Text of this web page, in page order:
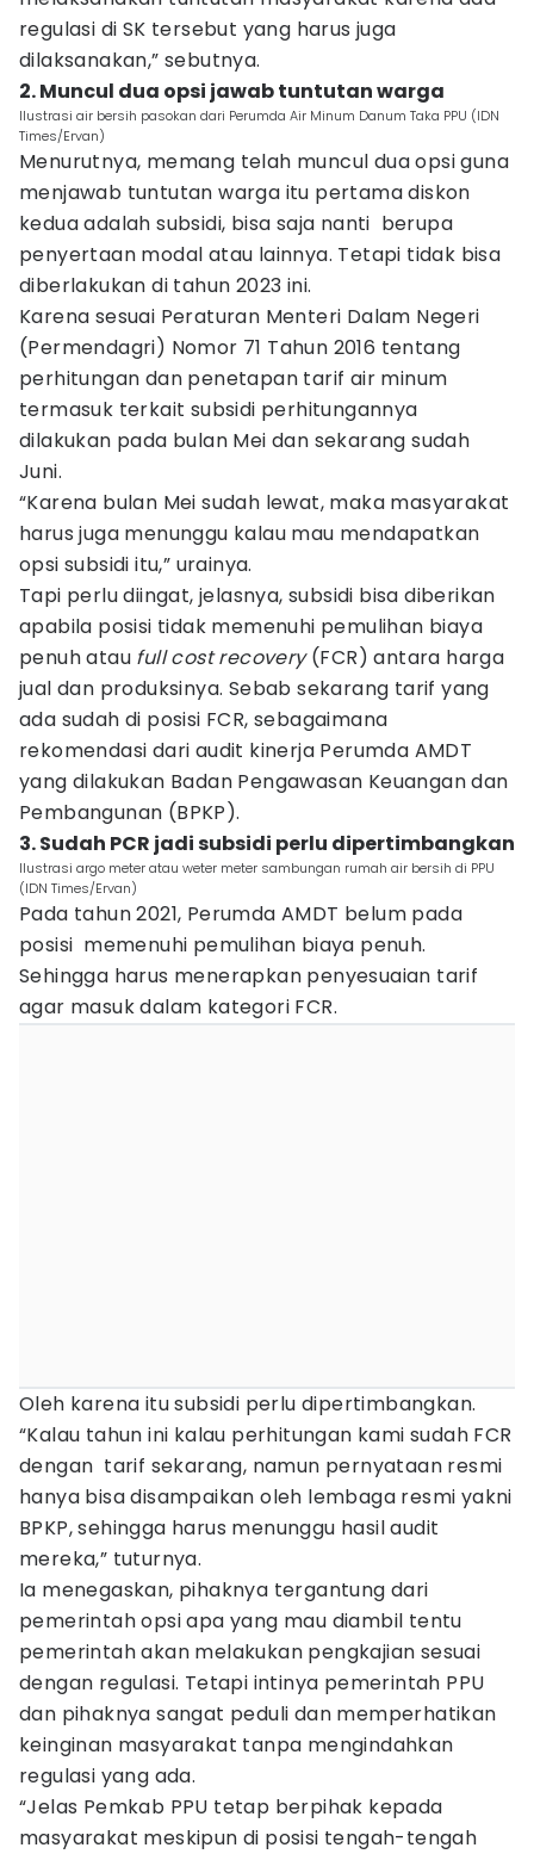
regulasi di SK tersebut yang harus juga
dilaksanakan,” sebutnya.
2. Muncul dua opsi jawab tuntutan warga
Ilustrasi air bersih pasokan dari Perumda Air Minum Danum Taka PPU (IDN
Times/Ervan)
Menurutnya, memang telah muncul dua opsi guna
menjawab tuntutan warga itu pertama diskon
kedua adalah subsidi, bisa saja nanti berupa
penyertaan modal atau lainnya. Tetapi tidak bisa
diberlakukan di tahun 2023 ini.
Karena sesuai Peraturan Menteri Dalam Negeri
(Permendagri) Nomor 71 Tahun 2016 tentang
perhitungan dan penetapan tarif air minum
termasuk terkait subsidi perhitungannya
dilakukan pada bulan Mei dan sekarang sudah
Juni.
“Karena bulan Mei sudah lewat, maka masyarakat
harus juga menunggu kalau mau mendapatkan
opsi subsidi itu,” urainya.
Tapi perlu diingat, jelasnya, subsidi bisa diberikan
apabila posisi tidak memenuhi pemulihan biaya
penuh atau full cost recovery(FCR) antara harga
jual dan produksinya. Sebab sekarang tarif yang
ada sudah di posisi FCR, sebagaimana
rekomendasi dari audit kinerja Perumda AMDT
yang dilakukan Badan Pengawasan Keuangan dan
Pembangunan (BPKP).
3. Sudah PCR jadi subsidi perlu dipertimbangkan
Ilustrasi argo meter atau weter meter sambungan rumah air bersih di PPU
(IDN Times/Ervan)
Pada tahun 2021, Perumda AMDT belum pada
posisi memenuhi pemulihan biaya penuh.
Sehingga harus menerapkan penyesuaian tarif
agar masuk dalam kategori FCR.
Oleh karena itu subsidi perlu dipertimbangkan.
“Kalau tahun ini kalau perhitungan kami sudah FCR
dengan tarif sekarang, namun pernyataan resmi
hanya bisa disampaikan oleh lembaga resmi yakni
BPKP, sehingga harus menunggu hasil audit
mereka,” tuturnya.
Ia menegaskan, pihaknya tergantung dari
pemerintah opsi apa yang mau diambil tentu
pemerintah akan melakukan pengkajian sesuai
dengan regulasi. Tetapi intinya pemerintah PPU
dan pihaknya sangat peduli dan memperhatikan
keinginan masyarakat tanpa mengindahkan
regulasi yang ada.
“Jelas Pemkab PPU tetap berpihak kepada
masyarakat meskipun di posisi tengah-tengah